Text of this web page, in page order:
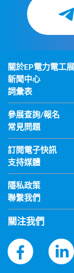
關於EP電力電工展
新聞中心
詞彙表
參展查詢/報名
常見問題
訂閱電子快訊
支持媒體
隱私政策
聯繫我們
關注我們